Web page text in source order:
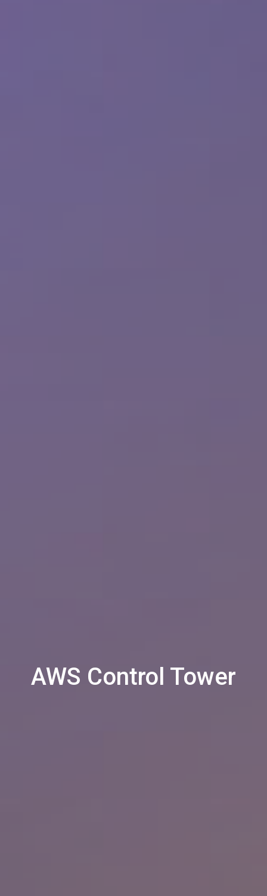
AWS Control Tower